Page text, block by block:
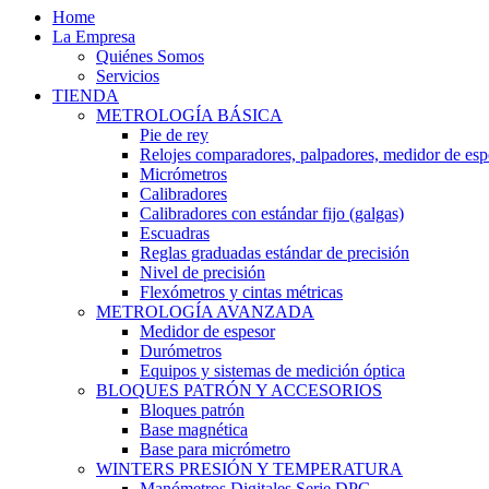
Home
La Empresa
Quiénes Somos
Servicios
TIENDA
METROLOGÍA BÁSICA
Pie de rey
Relojes comparadores, palpadores, medidor de
Micrómetros
Calibradores
Calibradores con estándar fijo (galgas)
Escuadras
Reglas graduadas estándar de precisión
Nivel de precisión
Flexómetros y cintas métricas
METROLOGÍA AVANZADA
Medidor de espesor
Durómetros
Equipos y sistemas de medición óptica
BLOQUES PATRÓN Y ACCESORIOS
Bloques patrón
Base magnética
Base para micrómetro
WINTERS PRESIÓN Y TEMPERATURA